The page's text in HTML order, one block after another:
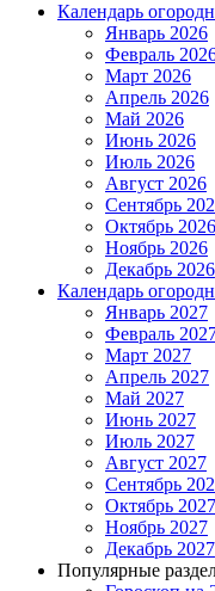
Календарь
Январь 2026
Февраль
Март 2026
Апрель 2026
Май 2026
Июнь 2026
Июль 2026
Август 2026
Сентябрь
Октябрь 2026
Ноябрь 2026
Декабрь 2026
Календарь
Январь 2027
Февраль
Март 2027
Апрель 2027
Май 2027
Июнь 2027
Июль 2027
Август 2027
Сентябрь
Октябрь 2027
Ноябрь 2027
Декабрь 2027
Популярные